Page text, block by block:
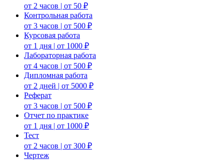
от 2 часов | от 50 ₽
Контрольная работа
от 3 часов | от 500 ₽
Курсовая работа
от 1 дня | от 1000 ₽
Лабораторная работа
от 4 часов | от 500 ₽
Дипломная работа
от 2 дней | от 5000 ₽
Реферат
от 3 часов | от 500 ₽
Отчет по практике
от 1 дня | от 1000 ₽
Тест
от 2 часов | от 300 ₽
Чертеж